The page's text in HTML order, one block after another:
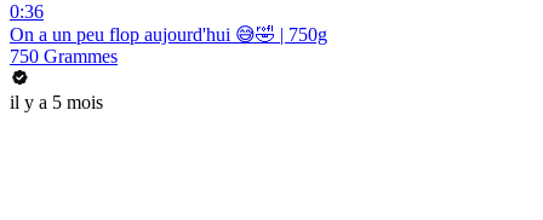
0:36
On a un peu flop aujourd'hui 😅​🤣​ | 750g
750 Grammes
il y a 5 mois